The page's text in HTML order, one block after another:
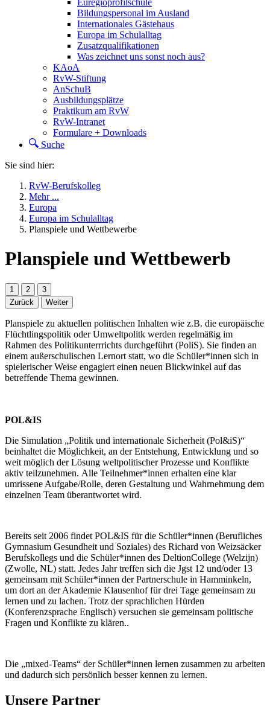
Euregioprofilschule
Bildungspersonal im Ausland
Internationales Gästehaus
Europa im Schulalltag
Zusatzqualifikationen
Was zeichnet uns sonst noch aus?
KAoA
RvW-Stiftung
AnSchuB
Ausbildungsplätze
Praktikum am RvW
RvW-Intranet
Formulare + Downloads
Suche
Sie sind hier:
RvW-Berufskolleg
Mehr ...
Europa
Europa im Schulalltag
Planspiele und Wettbewerbe
Planspiele und Wettbewerb
1 2
3
Zurück
Weiter
Planspiele zu aktuellen politischen Inhalten wie z.B. die europäische
Flüchtlingspolitik oder Umweltpolitk werden regelmäßig im
Rahmen des Politikunterrrichts durchgeführt (PoliS). Sie finden an
einem außerschulischen Lernort statt, wo die Schüler*innen sich in
spielerischer Weise engagiert einen neuen Blickwinkel auf das
betreffende Thema gewinnen.
POL&IS
Die Simulation „Politik und internationale Sicherheit (Pol&iS)“
beinhaltet die Möglichkeit, an der Entstehung, Entwicklung und so
weit möglich der Lösung weltpolitischer Prozesse und Konflikte
aktiv teilzunehmen. Alle Teilnehmer*innen erhalten eine klar
umrissene Aufgabe/Rolle, deren Gestaltung und Wahrnehmung dem
einzelnen Team überantwortet wird.
Bereits seit 2006 findet POL&IS für die Schüler*innen (Berufliches
Gymnasium Gesundheit und Soziales) des Richard von Weizsäcker
Berufskollegs und die Schüler*innen des DeltionCollege (Welzijn)
(Zwolle, NL) statt. Jedes Jahr treffen sich die Jgst 12 und/oder 13
gemeinsam mit Schüler*innen der Partnerschule in Hamminkeln,
um dort an der Akademie Klausenhof für drei Tage gemeinsam zu
lernen und zu lachen. Trotz der sprachlichen Hürden
(Konferenzsprache Englisch) versuchen sie gemeinsam politische
Fragen und Konflikte zu klären..
Die „mixed-Teams“ der Schüler*innen lernen zusammen zu arbeiten
und dadurch sich persönlich besser kennen zu lernen.
Unsere Partner